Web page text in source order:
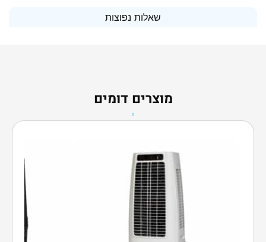
שאלות נפוצות
מוצרים דומים